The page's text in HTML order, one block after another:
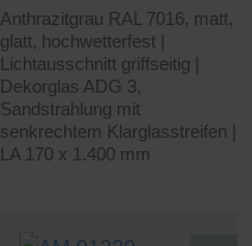
Anthrazitgrau RAL 7016, matt,
glatt, hochwetterfest |
Lichtausschnitt griffseitig |
Dekorglas ADG 3,
Sandstrahlung mit
senkrechtem Klarglasstreifen |
LA 170 x 1.400 mm